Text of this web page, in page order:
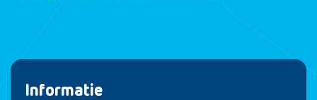
Informatie